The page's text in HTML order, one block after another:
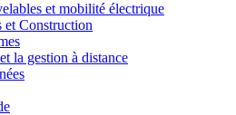
et mobilité électrique
et Construction
la gestion à distance